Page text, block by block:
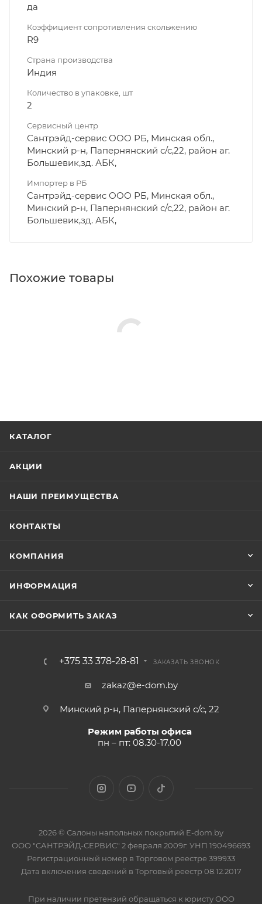
да
Коэффициент сопротивления скольжению
R9
Страна производства
Индия
Количество в упаковке, шт
2
Сервисный центр
Сантрэйд-сервис ООО РБ, Минская обл.,
Минский р-н, Папернянский с/с,22, район аг.
Большевик,зд. АБК,
Импортер в РБ
Сантрэйд-сервис ООО РБ, Минская обл.,
Минский р-н, Папернянский с/с,22, район аг.
Большевик,зд. АБК,
Похожие товары
КАТАЛОГ
АКЦИИ
НАШИ ПРЕИМУЩЕСТВА
КОНТАКТЫ
КОМПАНИЯ
ИНФОРМАЦИЯ
КАК ОФОРМИТЬ ЗАКАЗ
+375 33 378-28-81 ЗАКАЗАТЬ ЗВОНОК
zakaz@e-dom.by
Минский р-н, Папернянский с/с, 22
Режим работы офиса
пн – пт: 08.30-17.00
2026 © Салоны напольных покрытий E-dom.by
ООО "САНТРЭЙД-СЕРВИС" 2 февраля 2009г. УНП 190496693
Регистрационный номер в Торговом реестре 399933
Дата включения сведений в Торговый реестр 08.12.2017
При наличии претензий обращаться к юристу ООО